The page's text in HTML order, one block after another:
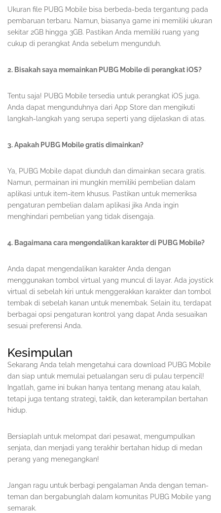
Ukuran file PUBG Mobile bisa berbeda-beda tergantung pada
pembaruan terbaru. Namun, biasanya game ini memiliki ukuran
sekitar 2GB hingga 3GB. Pastikan Anda memiliki ruang yang
cukup di perangkat Anda sebelum mengunduh.
2. Bisakah saya memainkan PUBG Mobile di perangkat iOS?
Tentu saja! PUBG Mobile tersedia untuk perangkat iOS juga.
Anda dapat mengunduhnya dari App Store dan mengikuti
langkah-langkah yang serupa seperti yang dijelaskan di atas.
3. Apakah PUBG Mobile gratis dimainkan?
Ya, PUBG Mobile dapat diunduh dan dimainkan secara gratis.
Namun, permainan ini mungkin memiliki pembelian dalam
aplikasi untuk item-item khusus. Pastikan untuk memeriksa
pengaturan pembelian dalam aplikasi jika Anda ingin
menghindari pembelian yang tidak disengaja.
4. Bagaimana cara mengendalikan karakter di PUBG Mobile?
Anda dapat mengendalikan karakter Anda dengan
menggunakan tombol virtual yang muncul di layar. Ada joystick
virtual di sebelah kiri untuk menggerakkan karakter dan tombol
tembak di sebelah kanan untuk menembak. Selain itu, terdapat
berbagai opsi pengaturan kontrol yang dapat Anda sesuaikan
sesuai preferensi Anda.
Kesimpulan
Sekarang Anda telah mengetahui cara download PUBG Mobile
dan siap untuk memulai petualangan seru di pulau terpencil!
Ingatlah, game ini bukan hanya tentang menang atau kalah,
tetapi juga tentang strategi, taktik, dan keterampilan bertahan
hidup.
Bersiaplah untuk melompat dari pesawat, mengumpulkan
senjata, dan menjadi yang terakhir bertahan hidup di medan
perang yang menegangkan!
Jangan ragu untuk berbagi pengalaman Anda dengan teman-
teman dan bergabunglah dalam komunitas PUBG Mobile yang
semarak.